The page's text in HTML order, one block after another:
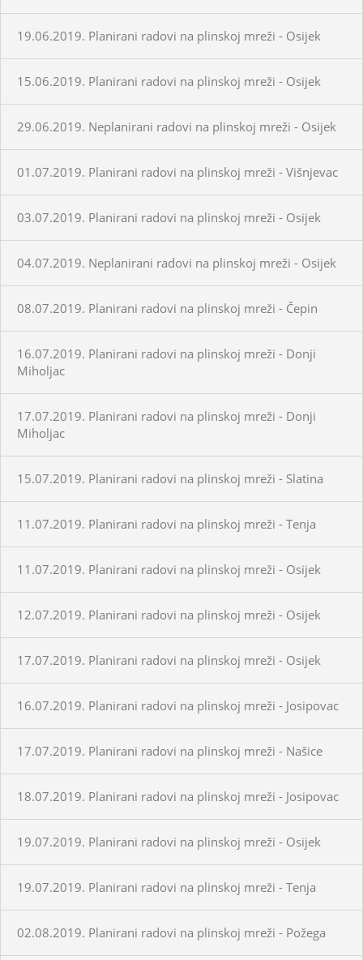
19.06.2019. Planirani radovi na plinskoj mreži - Osijek
15.06.2019. Planirani radovi na plinskoj mreži - Osijek
29.06.2019. Neplanirani radovi na plinskoj mreži - Osijek
01.07.2019. Planirani radovi na plinskoj mreži - Višnjevac
03.07.2019. Planirani radovi na plinskoj mreži - Osijek
04.07.2019. Neplanirani radovi na plinskoj mreži - Osijek
08.07.2019. Planirani radovi na plinskoj mreži - Čepin
16.07.2019. Planirani radovi na plinskoj mreži - Donji
Miholjac
17.07.2019. Planirani radovi na plinskoj mreži - Donji
Miholjac
15.07.2019. Planirani radovi na plinskoj mreži - Slatina
11.07.2019. Planirani radovi na plinskoj mreži - Tenja
11.07.2019. Planirani radovi na plinskoj mreži - Osijek
12.07.2019. Planirani radovi na plinskoj mreži - Osijek
17.07.2019. Planirani radovi na plinskoj mreži - Osijek
16.07.2019. Planirani radovi na plinskoj mreži - Josipovac
17.07.2019. Planirani radovi na plinskoj mreži - Našice
18.07.2019. Planirani radovi na plinskoj mreži - Josipovac
19.07.2019. Planirani radovi na plinskoj mreži - Osijek
19.07.2019. Planirani radovi na plinskoj mreži - Tenja
02.08.2019. Planirani radovi na plinskoj mreži - Požega